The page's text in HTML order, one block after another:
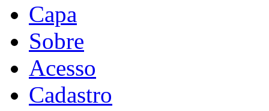
Capa
Sobre
Acesso
Cadastro